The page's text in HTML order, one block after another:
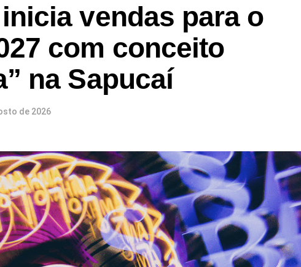
vendas para o
com conceito
na Sapucaí
de 2026